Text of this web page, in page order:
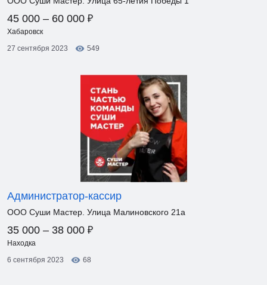
45 000 – 60 000 ₽
Хабаровск
27 сентября 2023
549
Администратор-кассир
ООО Суши Мастер. Улица Малиновского 21а
35 000 – 38 000 ₽
Находка
6 сентября 2023
68